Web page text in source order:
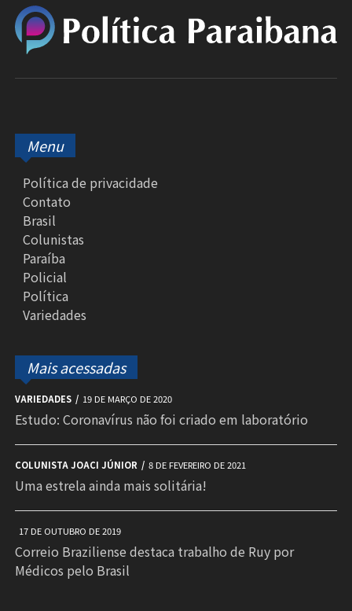
Menu
Política de privacidade
Contato
Brasil
Colunistas
Paraíba
Policial
Política
Variedades
Mais acessadas
VARIEDADES 19 DE MARÇO DE 2020
Estudo: Coronavírus não foi criado em laboratório
COLUNISTA JOACI JÚNIOR 8 DE FEVEREIRO DE 2021
Uma estrela ainda mais solitária!
17 DE OUTUBRO DE 2019
Correio Braziliense destaca trabalho de Ruy por
Médicos pelo Brasil